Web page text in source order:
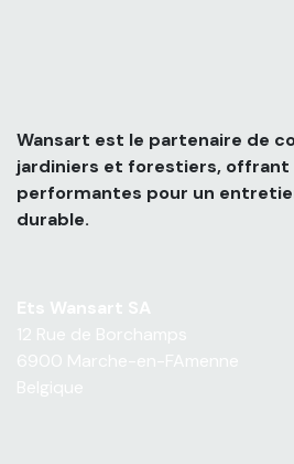
Wansart est le partenaire de
jardiniers et forestiers, offrant
performantes pour un
durable.